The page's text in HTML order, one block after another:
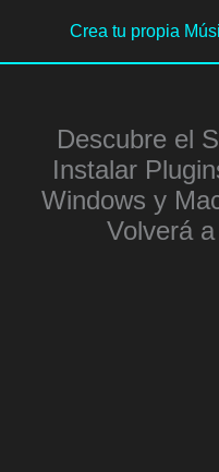
contenido
Crea tu propia
Descubre el
Instalar
Windows y
Volverá